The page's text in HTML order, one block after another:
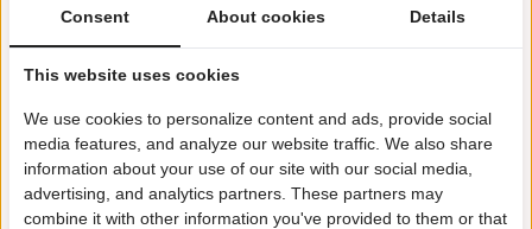
Landingsweg 1
4435 NR Baarland
+31(0)113639900
scheldeoord@ardoer.com
Consent About cookies Details
This website uses cookies
We use cookies to personalize content and ads, provide social
media features, and analyze our website traffic. We also share
information about your use of our site with our social media,
advertising, and analytics partners. These partners may
combine it with other information you've provided to them or that